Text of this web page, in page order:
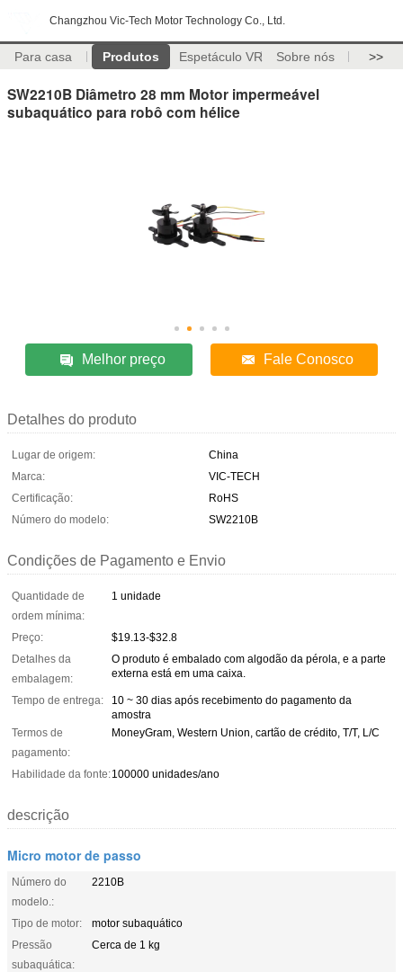
Changzhou Vic-Tech Motor Technology Co., Ltd.
Para casa Produtos Espetáculo VR Sobre nós >>
SW2210B Diâmetro 28 mm Motor impermeável
subaquático para robô com hélice
Melhor preço Fale Conosco
Detalhes do produto
Lugar de origem:
China
Marca:
VIC-TECH
Certificação:
RoHS
Número do modelo:
SW2210B
Condições de Pagamento e Envio
Quantidade de
ordem mínima:
1 unidade
Preço:
$19.13-$32.8
Detalhes da
embalagem:
O produto é embalado com algodão da pérola, e a parte
externa está em uma caixa.
Tempo de entrega:
10 ~ 30 dias após recebimento do pagamento da
amostra
Termos de
pagamento:
MoneyGram, Western Union, cartão de crédito, T/T, L/C
Habilidade da fonte:100000 unidades/ano
descrição
Micro motor de passo
Número do
modelo.:
2210B
Tipo de motor:
motor subaquático
Pressão
subaquática:
Cerca de 1 kg